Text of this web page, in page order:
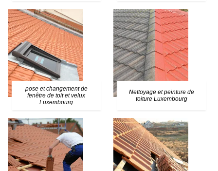
pose et changement de
fenêtre de toit et velux
Luxembourg
Nettoyage et peinture de
toiture Luxembourg